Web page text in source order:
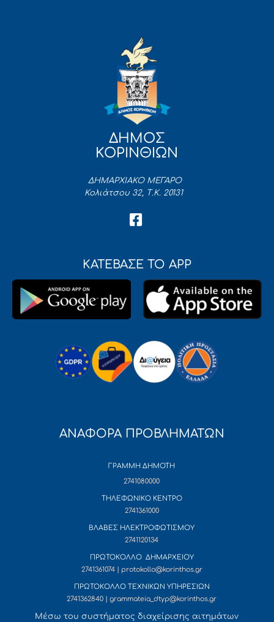
ΔΗΜΟΣ
ΚΟΡΙΝΘΙΩΝ
ΔΗΜΑΡΧΙΑΚΟ ΜΕΓΑΡΟ
Κολιάτσου 32, Τ.Κ. 20131
ΚΑΤΕΒΑΣΕ ΤΟ APP
ΑΝΑΦΟΡΑ ΠΡΟΒΛΗΜΑΤΩΝ
ΓΡΑΜΜΗ ΔΗΜΟΤΗ
2741080000
ΤΗΛΕΦΩΝΙΚΟ ΚΕΝΤΡΟ
2741361000
ΒΛΑΒΕΣ ΗΛΕΚΤΡΟΦΩΤΙΣΜΟΥ
2741120134
ΠΡΩΤΟΚΟΛΛΟ ΔΗΜΑΡΧΕΙΟΥ
2741361074 | protokollo@korinthos.gr
ΠΡΩΤΟΚΟΛΛΟ ΤΕΧΝΙΚΩΝ ΥΠΗΡΕΣΙΩΝ
2741362840 | grammateia_dtyp@korinthos.gr
Mέσω του συστήματος διαχείρισης αιτημάτων